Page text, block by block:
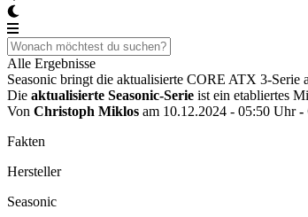
Alle Ergebnisse
Seasonic bringt die aktualisierte CORE ATX 3-Serie
Die aktualisierte Seasonic-Serie ist ein etabliertes
Von Christoph Miklos am 10.12.2024 - 05:50 Uhr-
Fakten
Hersteller
Seasonic